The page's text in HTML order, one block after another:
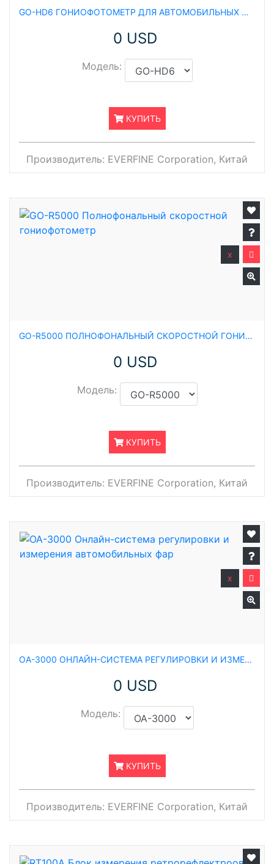
GO-HD6 ГОНИОФОТОМЕТР ДЛЯ АВТОМОБИЛЬНЫХ ФАР И СВЕТОВЫХ СИГНАЛОВ
0 USD
Модель:
КУПИТЬ
Производитель: EVERFINE Corporation, Китай
GO-R5000 ПОЛНОФОНАЛЬНЫЙ СКОРОСТНОЙ ГОНИОФОТОМЕТР
0 USD
Модель:
КУПИТЬ
x
Производитель: EVERFINE Corporation, Китай
OA-3000 ОНЛАЙН-СИСТЕМА РЕГУЛИРОВКИ И ИЗМЕРЕНИЯ АВТОМОБИЛЬНЫХ ФАР
0 USD
Модель:
КУПИТЬ
x
Производитель: EVERFINE Corporation, Китай